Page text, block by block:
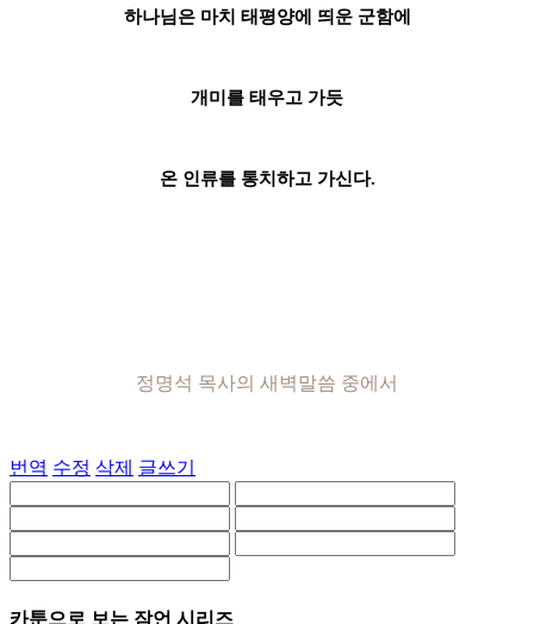
하나님은 마치 태평양에 띄운 군함에
개미를 태우고 가듯
온 인류를 통치하고 가신다.
정명석 목사의 새벽말씀 중에서
번역 수정 삭제 글쓰기
카툰으로 보는 잠언 시리즈